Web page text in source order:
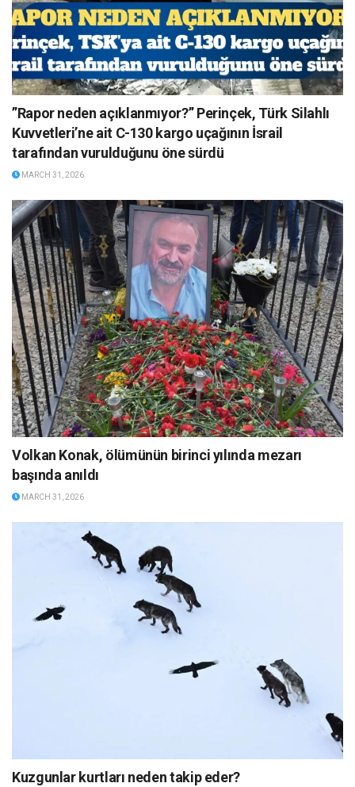
”Rapor neden açıklanmıyor?” Perinçek, Türk Silahlı
Kuvvetleri’ne ait C-130 kargo uçağının İsrail
tarafından vurulduğunu öne sürdü
MARCH 31, 2026
Volkan Konak, ölümünün birinci yılında mezarı
başında anıldı
MARCH 31, 2026
Kuzgunlar kurtları neden takip eder?